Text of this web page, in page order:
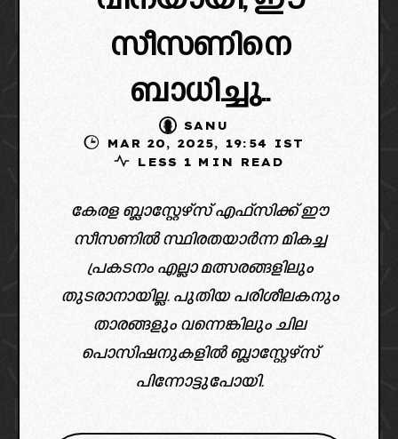
സീസണിനെ
ബാധിച്ചു..
SANU
MAR 20, 2025, 19:54 IST
LESS 1 MIN READ
കേരള ബ്ലാസ്റ്റേഴ്‌സ് എഫ്സിക്ക്‌ ഈ
സീസണിൽ സ്ഥിരതയാർന്ന മികച്ച
പ്രകടനം എല്ലാ മത്സരങ്ങളിലും
തുടരാനായില്ല. പുതിയ പരിശീലകനും
താരങ്ങളും വന്നെങ്കിലും ചില
പൊസിഷനുകളിൽ ബ്ലാസ്റ്റേഴ്‌സ്
പിന്നോട്ടുപോയി.